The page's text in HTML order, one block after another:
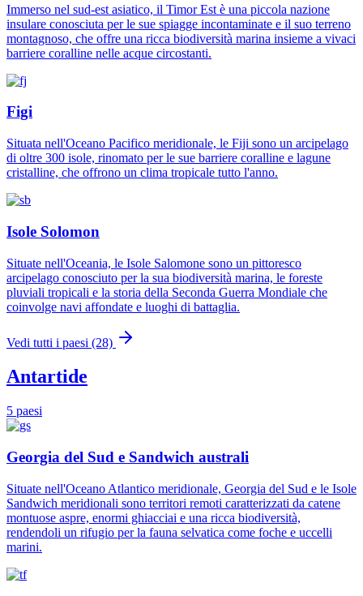
Immerso nel sud-est asiatico, il Timor Est è una piccola nazione
insulare conosciuta per le sue spiagge incontaminate e il suo terreno
montagnoso, che offre una ricca biodiversità marina insieme a vivaci
barriere coralline nelle acque circostanti.
Figi
Situata nell'Oceano Pacifico meridionale, le Fiji sono un arcipelago
di oltre 300 isole, rinomato per le sue barriere coralline e lagune
cristalline, che offrono un clima tropicale tutto l'anno.
Isole Solomon
Situate nell'Oceania, le Isole Salomone sono un pittoresco
arcipelago conosciuto per la sua biodiversità marina, le foreste
pluviali tropicali e la storia della Seconda Guerra Mondiale che
coinvolge navi affondate e luoghi di battaglia.
Vedi tutti i paesi (28)
Antartide
5 paesi
Georgia del Sud e Sandwich australi
Situate nell'Oceano Atlantico meridionale, Georgia del Sud e le Isole
Sandwich meridionali sono territori remoti caratterizzati da catene
montuose aspre, enormi ghiacciai e una ricca biodiversità,
rendendoli un rifugio per la fauna selvatica come foche e uccelli
marini.